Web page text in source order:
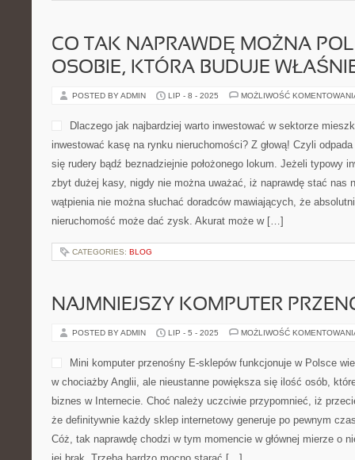
CO TAK NAPRAWDĘ MOŻNA
OSOBIE, KTÓRA BUDUJE
POSTED BY ADMIN LIP - 8 - 2025 MOŻLIWOŚĆ
Dlaczego jak najbardziej warto inwestować w sektorze
inwestować kasę na rynku nieruchomości? Z głową! Czyli
się rudery bądź beznadziejnie położonego lokum. Jeżeli typowy
zbyt dużej kasy, nigdy nie można uważać, iż naprawdę stać nas
wątpienia nie można słuchać doradców mawiających, że
nieruchomość może dać zysk. Akurat może w […]
CATEGORIES: BLOG
NAJMNIEJSZY KOMPUTER
POSTED BY ADMIN LIP - 5 - 2025 MOŻLIWOŚĆ
Mini komputer przenośny E-sklepów funkcjonuje w Polsce
w chociażby Anglii, ale nieustanne powiększa się ilość osób,
biznes w Internecie. Choć należy uczciwie przypomnieć, iż
że definitywnie każdy sklep internetowy generuje po pewnym
Cóż, tak naprawdę chodzi w tym momencie w głównej mierze o